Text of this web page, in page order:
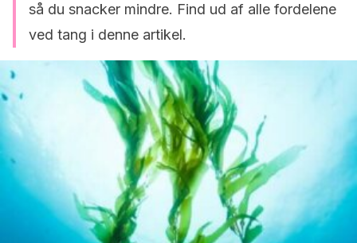
så du snacker mindre. Find ud af alle fordelene
ved tang i denne artikel.